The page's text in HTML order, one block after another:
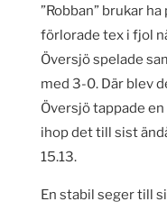
”Robban” brukar
förlorade tex i fjol
Översjö spelade
med 3-0. Där blev
Översjö tappade
ihop det till sist
15.13.
En stabil seger till